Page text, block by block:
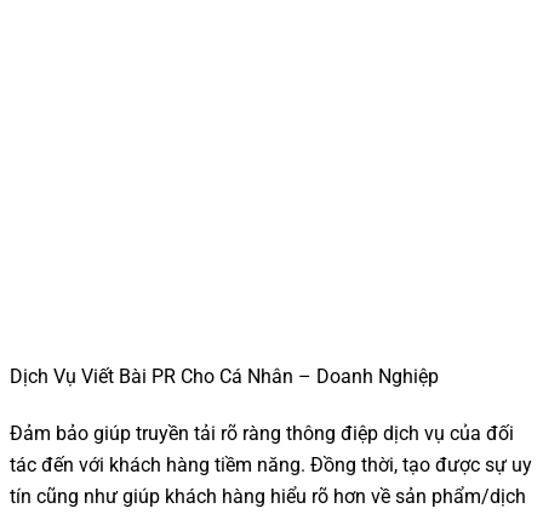
Dịch Vụ Viết Bài PR Cho Cá Nhân – Doanh Nghiệp
Đảm bảo giúp truyền tải rõ ràng thông điệp dịch vụ của đối
tác đến với khách hàng tiềm năng. Đồng thời, tạo được sự uy
tín cũng như giúp khách hàng hiểu rõ hơn về sản phẩm/dịch